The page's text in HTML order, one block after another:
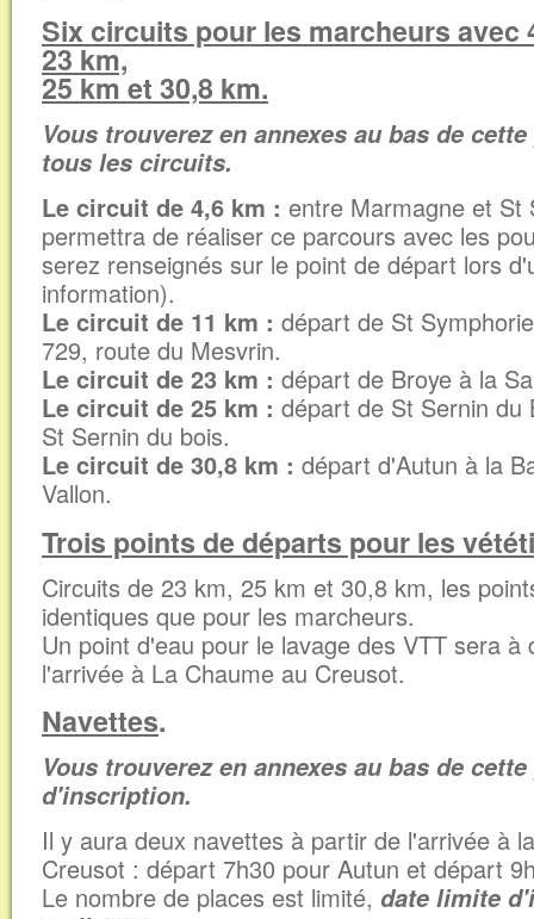
Six circuits pour les marcheurs avec
23 km,
25 km et 30,8 km.
Vous trouverez en annexes au bas de
tous les circuits.
Le circuit de 4,6 km : entre Marmagne et St
permettra de réaliser ce parcours avec les
serez renseignés sur le point de départ lors
information).
Le circuit de 11 km : départ de St
729, route du Mesvrin.
Le circuit de 23 km : départ de Broye à la
Le circuit de 25 km : départ de St Sernin du
St Sernin du bois.
Le circuit de 30,8 km : départ d'Autun à la
Vallon.
Trois points de départs pour les
Circuits de 23 km, 25 km et 30,8 km, les
identiques que pour les marcheurs.
Un point d'eau pour le lavage des VTT sera à
l'arrivée à La Chaume au Creusot.
Navettes.
Vous trouverez en annexes au bas de
d'inscription.
Il y aura deux navettes à partir de l'arrivée à
Creusot : départ 7h30 pour Autun et départ
Le nombre de places est limité, date limite